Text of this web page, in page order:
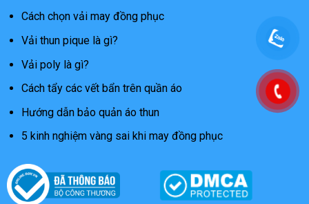
Cách chọn vải may đồng phục
Vải thun pique là gì?
Vải poly là gì?
Cách tẩy các vết bẩn trên quần áo
Hướng dẫn bảo quản áo thun
5 kinh nghiệm vàng sai khi may đồng phục